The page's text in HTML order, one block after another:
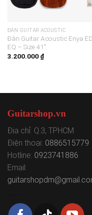
ĐÀN GUITAR ACOUSTIC
Đàn Guitar Acoustic Enya
EQ – Size 41″
3.200.000 ₫
Guitarshop.vn
Địa chỉ: Q.3, TPHCM
Điện thoại: 0886515779
Hotline: 0923741886
Email: